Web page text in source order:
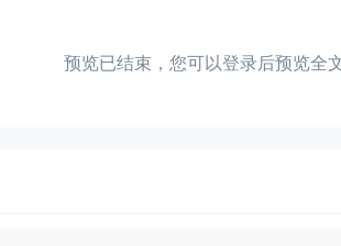
预览已结束，您可以登录后预览全文